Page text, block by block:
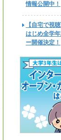
情報公開中！
【自宅で視
はじめ全学
ー開催決定！